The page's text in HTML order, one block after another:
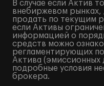
В случае если Актив
внебиржевом рынках,
продать по текущим
если Активы
информацией о
средств можно
регламентирующих
Актива (эмиссионных
подробные условия
брокера.